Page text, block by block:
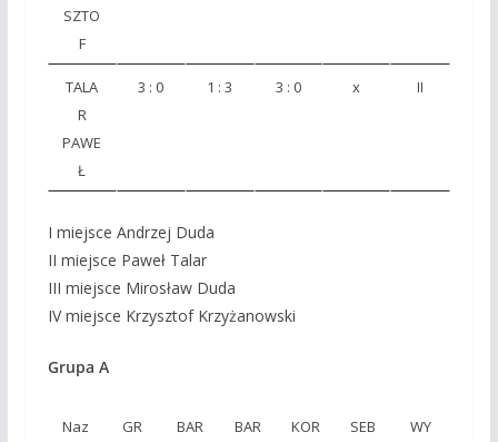
SZTO
F
TALA
R
PAWE
Ł
3 : 0 1 : 3 3 : 0 x II
I miejsce Andrzej Duda
II miejsce Paweł Talar
III miejsce Mirosław Duda
IV miejsce Krzysztof Krzyżanowski
Grupa A
Naz
GR
BAR
BAR
KOR
SEB
WY